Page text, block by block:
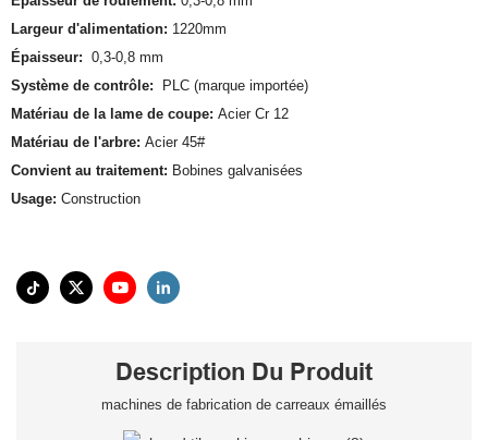
Largeur d'alimentation: 1220mm
Épaisseur: 0,3-0,8 mm
Système de contrôle:
PLC (marque importée)
Matériau de la lame de coupe: Acier Cr 12
Matériau de l'arbre: Acier 45#
Convient au traitement: Bobines galvanisées
Usage: Construction
Description Du Produit
machines de fabrication de carreaux émaillés